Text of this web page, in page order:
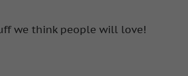
we think people will love!